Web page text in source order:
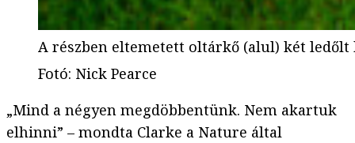
A részben eltemetett oltárkő (alul) két ledőlt
Fotó: Nick Pearce
„Mind a négyen megdöbbentünk. Nem akartuk
elhinni” – mondta Clarke a Nature által